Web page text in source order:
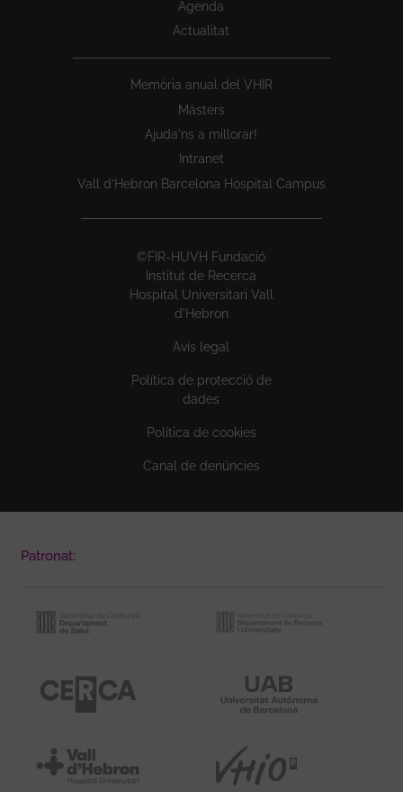
Agenda
Actualitat
Memòria anual del VHIR
Màsters
Ajuda'ns a millorar!
Intranet
Vall d’Hebron Barcelona Hospital Campus
©FIR-HUVH Fundació
Institut de Recerca
Hospital Universitari Vall
d'Hebron
Avís legal
Política de protecció de
dades
Política de cookies
Canal de denúncies
Patronat: